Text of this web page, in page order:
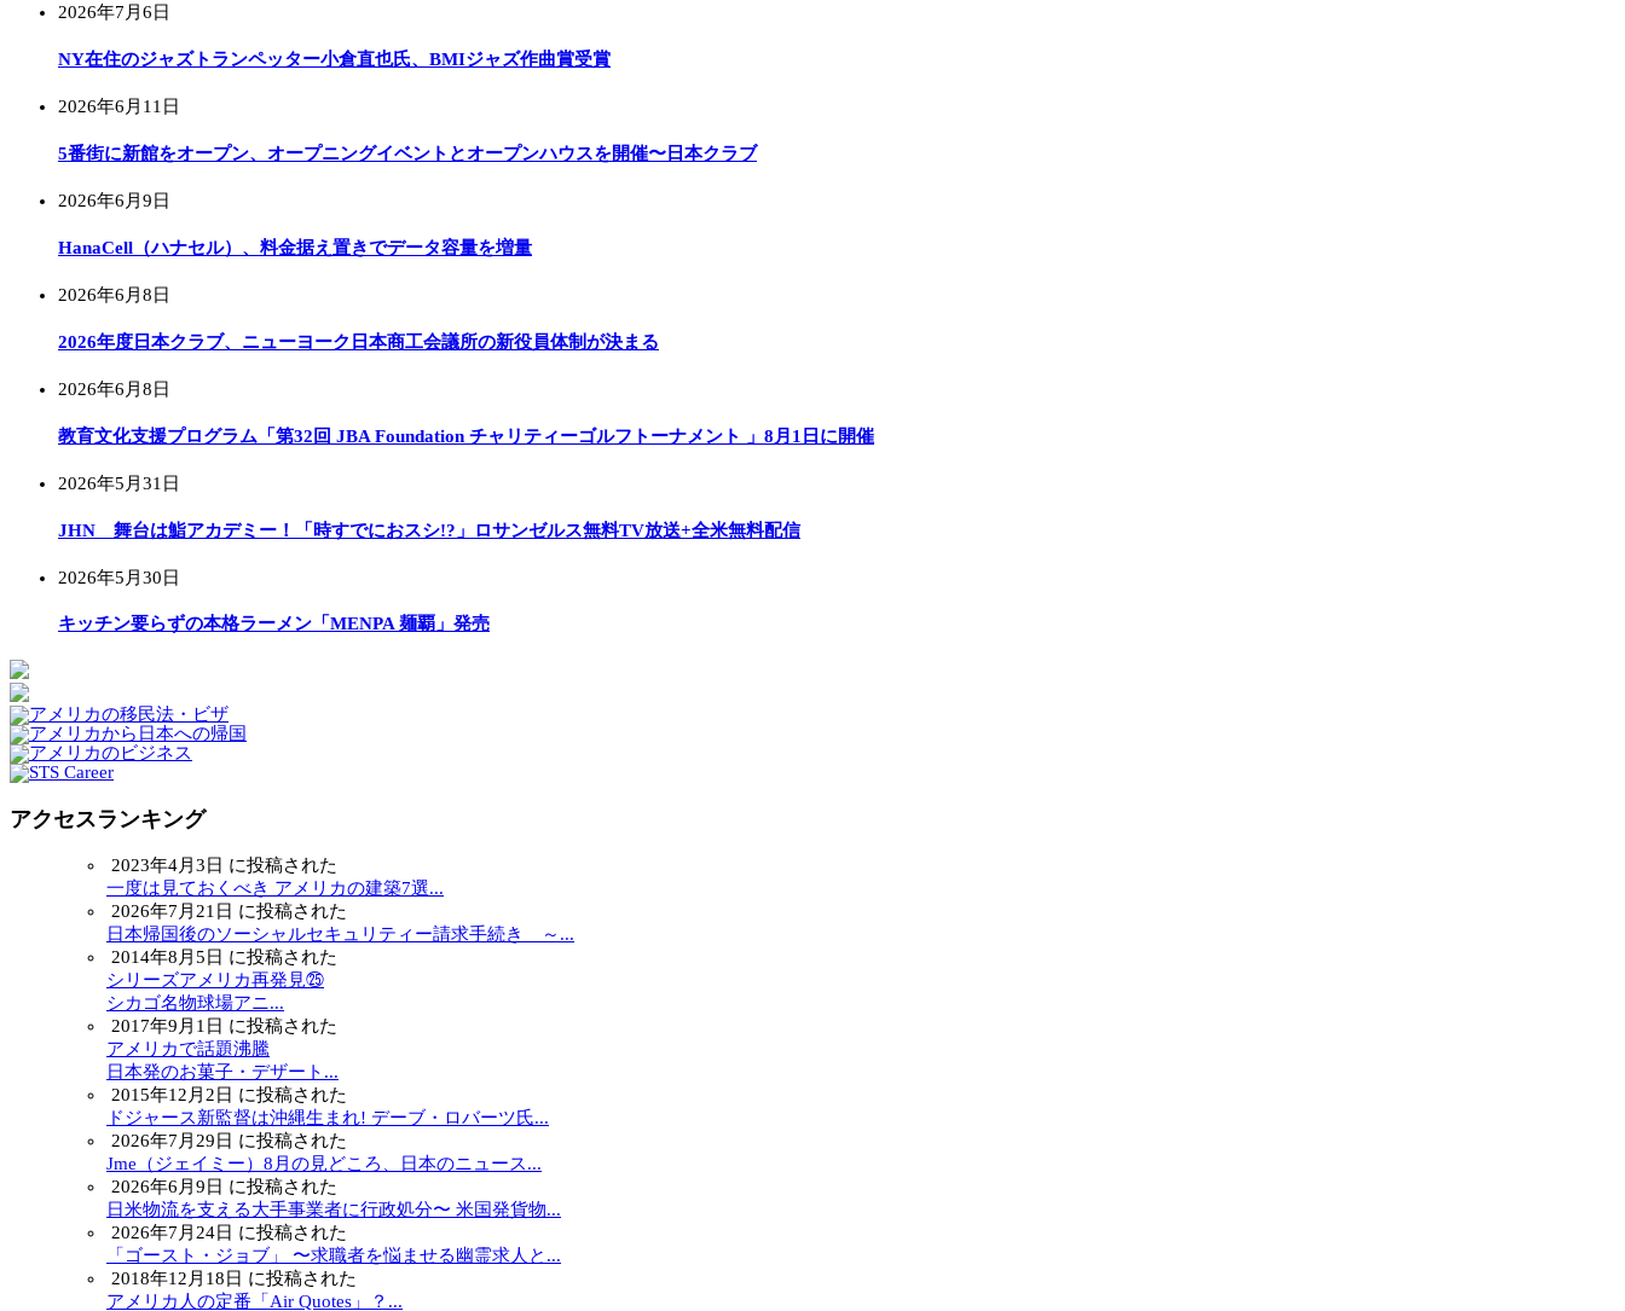
2026年7月6日
NY在住のジャズトランペッター小倉直也氏、BMIジャズ作曲賞受賞
2026年6月11日
5番街に新館をオープン、オープニングイベントとオープンハウスを開催〜日本クラブ
2026年6月9日
HanaCell（ハナセル）、料金据え置きでデータ容量を増量
2026年6月8日
2026年度日本クラブ、ニューヨーク日本商工会議所の新役員体制が決まる
2026年6月8日
教育文化支援プログラム「第32回 JBA Foundation チャリティーゴルフトーナメント 」8月1日に開催
2026年5月31日
JHN 舞台は鮨アカデミー！「時すでにおスシ!?」ロサンゼルス無料TV放送+全米無料配信
2026年5月30日
キッチン要らずの本格ラーメン「MENPA 麺覇」発売
アクセスランキング
2023年4月3日 に投稿された
一度は見ておくべき アメリカの建築7選...
2026年7月21日 に投稿された
日本帰国後のソーシャルセキュリティー請求手続き ～...
2014年8月5日 に投稿された
シリーズアメリカ再発見㉕
シカゴ名物球場アニ...
2017年9月1日 に投稿された
アメリカで話題沸騰
日本発のお菓子・デザート...
2015年12月2日 に投稿された
ドジャース新監督は沖縄生まれ! デーブ・ロバーツ氏...
2026年7月29日 に投稿された
Jme（ジェイミー）8月の見どころ、日本のニュース...
2026年6月9日 に投稿された
日米物流を支える大手事業者に行政処分〜 米国発貨物...
2026年7月24日 に投稿された
「ゴースト・ジョブ」 〜求職者を悩ませる幽霊求人と...
2018年12月18日 に投稿された
アメリカ人の定番「Air Quotes」？...